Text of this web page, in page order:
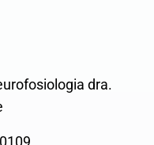
dra.